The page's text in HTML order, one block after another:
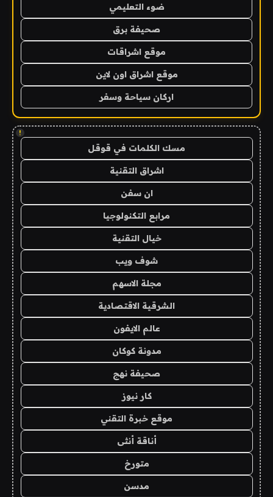
ضوء التعليمي
صحيفة برق
موقع اشراقات
موقع اشراق اون لاين
اركان سياحة وسفر
!
مسك الكلمات في قوقل
اشراق التقنية
ان سفن
مرابع التكنولوجيا
خيال التقنية
شوف ويب
مجلة الاسهم
الشرقية الاقتصادية
عالم الايفون
مدونة كوكان
صحيفة نهج
كار نيوز
موقع خبرة التقني
أناقة أنثى
متورخ
مدسن